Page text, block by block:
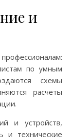
и
по умным
схемы
расчеты
и устройств,
и технические